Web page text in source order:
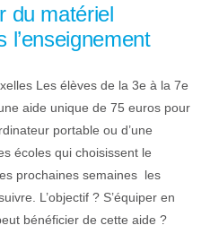
du matériel
l’enseignement
Les élèves de la 3e à la 7e
aide unique de 75 euros pour
portable ou d’une
écoles qui choisissent le
prochaines semaines les
L’objectif ? S’équiper en
bénéficier de cette aide ?